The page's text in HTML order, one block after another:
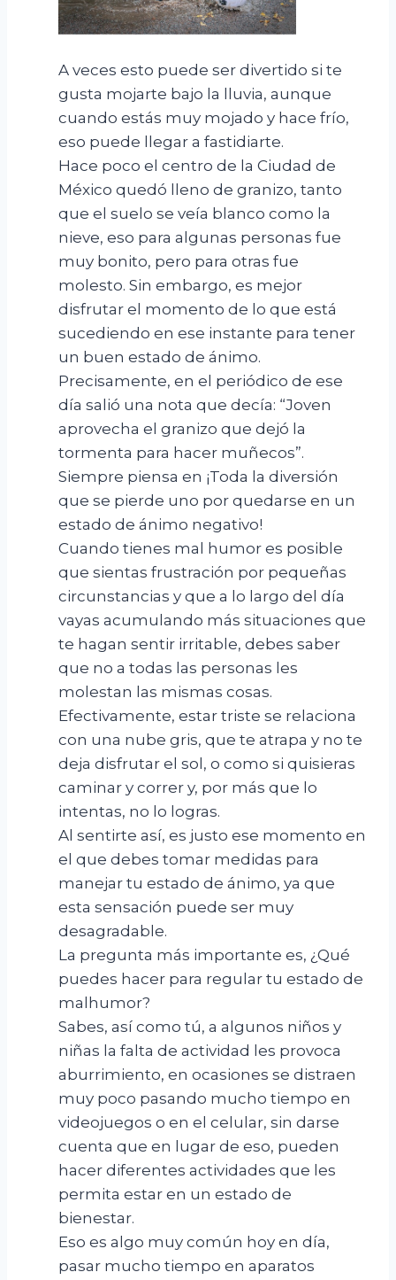
A veces esto puede ser divertido si te
gusta mojarte bajo la lluvia, aunque
cuando estás muy mojado y hace frío,
eso puede llegar a fastidiarte.
Hace poco el centro de la Ciudad de
México quedó lleno de granizo, tanto
que el suelo se veía blanco como la
nieve, eso para algunas personas fue
muy bonito, pero para otras fue
molesto. Sin embargo, es mejor
disfrutar el momento de lo que está
sucediendo en ese instante para tener
un buen estado de ánimo.
Precisamente, en el periódico de ese
día salió una nota que decía: “Joven
aprovecha el granizo que dejó la
tormenta para hacer muñecos”.
Siempre piensa en ¡Toda la diversión
que se pierde uno por quedarse en un
estado de ánimo negativo!
Cuando tienes mal humor es posible
que sientas frustración por pequeñas
circunstancias y que a lo largo del día
vayas acumulando más situaciones que
te hagan sentir irritable, debes saber
que no a todas las personas les
molestan las mismas cosas.
Efectivamente, estar triste se relaciona
con una nube gris, que te atrapa y no te
deja disfrutar el sol, o como si quisieras
caminar y correr y, por más que lo
intentas, no lo logras.
Al sentirte así, es justo ese momento en
el que debes tomar medidas para
manejar tu estado de ánimo, ya que
esta sensación puede ser muy
desagradable.
La pregunta más importante es, ¿Qué
puedes hacer para regular tu estado de
malhumor?
Sabes, así como tú, a algunos niños y
niñas la falta de actividad les provoca
aburrimiento, en ocasiones se distraen
muy poco pasando mucho tiempo en
videojuegos o en el celular, sin darse
cuenta que en lugar de eso, pueden
hacer diferentes actividades que les
permita estar en un estado de
bienestar.
Eso es algo muy común hoy en día,
pasar mucho tiempo en aparatos